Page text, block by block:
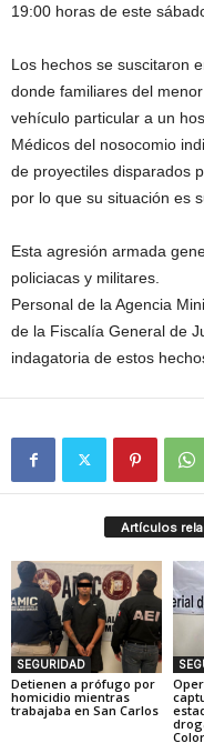
19:00 horas de este
Los hechos se suscitaron
donde familiares del
vehículo particular a un
Médicos del nosocomio
de proyectiles disparados
por lo que su situación es
Esta agresión armada
policiacas y militares.
Personal de la Agencia
de la Fiscalía General de
indagatoria de estos
Artículos
SEGURIDAD
Detienen a prófugo por
homicidio mientras
trabajaba en San Carlos